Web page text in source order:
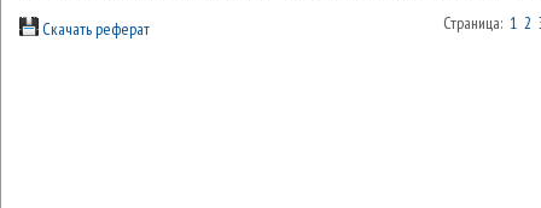
Скачать реферат Страница: 1 2